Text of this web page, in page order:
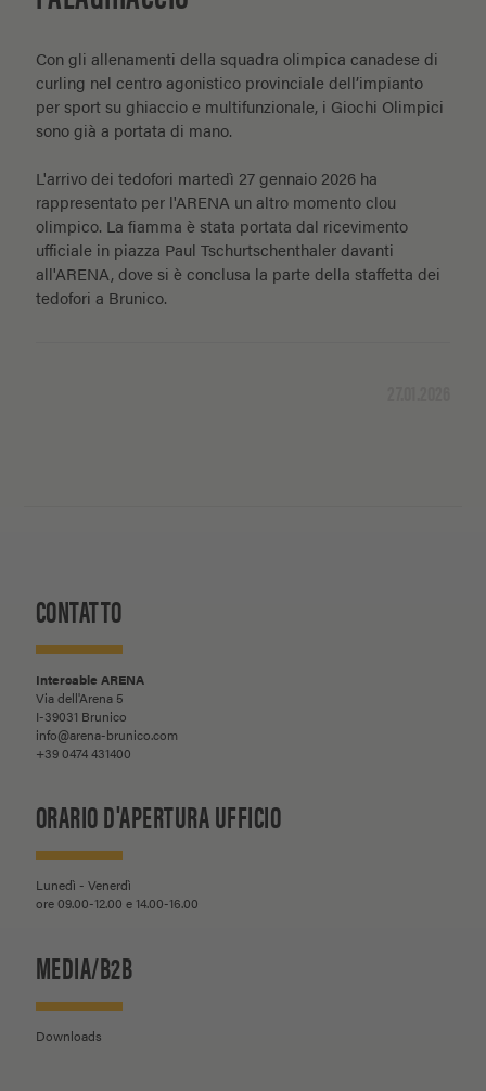
Con gli allenamenti della squadra olimpica canadese di
curling nel centro agonistico provinciale dell’impianto
per sport su ghiaccio e multifunzionale, i Giochi Olimpici
sono già a portata di mano.
L'arrivo dei tedofori martedì 27 gennaio 2026 ha
rappresentato per l'ARENA un altro momento clou
olimpico. La fiamma è stata portata dal ricevimento
ufficiale in piazza Paul Tschurtschenthaler davanti
all'ARENA, dove si è conclusa la parte della staffetta dei
tedofori a Brunico.
CONTATTO
Intercable ARENA
Via dell'Arena 5
I-39031 Brunico
info@arena-brunico.com
+39 0474 431400
ORARIO D'APERTURA UFFICIO
Lunedì - Venerdì
ore 09.00-12.00 e 14.00-16.00
MEDIA/B2B
Downloads